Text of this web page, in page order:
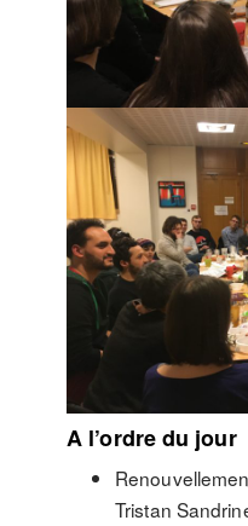
A l’ordre du jour
Tristan